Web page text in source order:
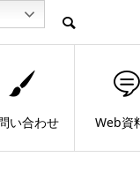
い合わせ Web資